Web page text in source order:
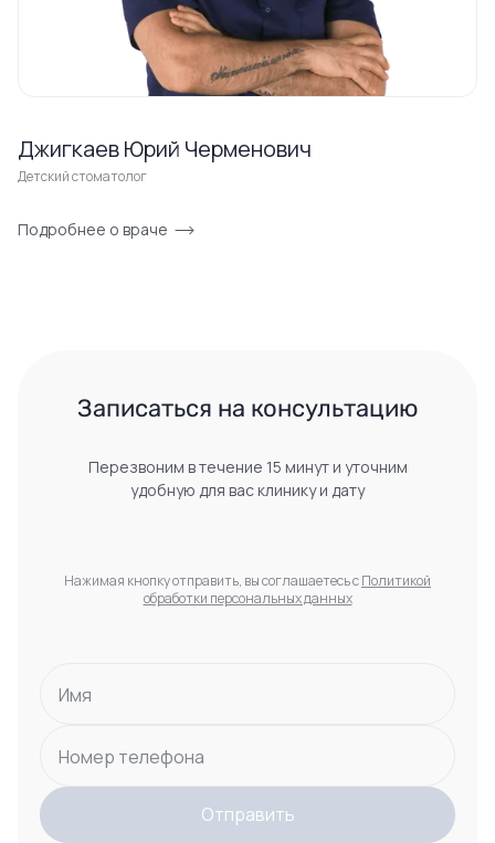
Джигкаев Юрий Черменович
Детский стоматолог
Подробнее о враче
Записаться на консультацию
Перезвоним в течение 15 минут и уточним
удобную для вас клинику и дату
Нажимая кнопку отправить, вы соглашаетесь сПолитикой
обработки персональных данных
Имя
Номер телефона
Отправить